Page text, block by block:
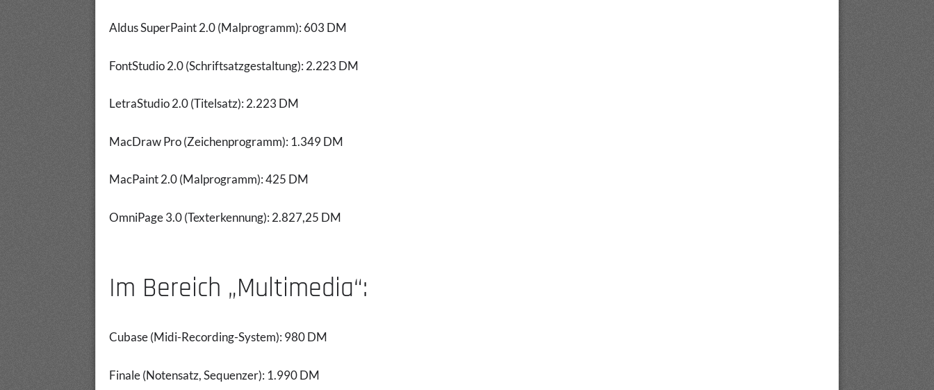
Aldus SuperPaint 2.0 (Malprogramm): 603 DM
FontStudio 2.0 (Schriftsatzgestaltung): 2.223 DM
LetraStudio 2.0 (Titelsatz): 2.223 DM
MacDraw Pro (Zeichenprogramm): 1.349 DM
MacPaint 2.0 (Malprogramm): 425 DM
OmniPage 3.0 (Texterkennung): 2.827,25 DM
Im Bereich „Multimedia“:
Cubase (Midi-Recording-System): 980 DM
Finale (Notensatz, Sequenzer): 1.990 DM